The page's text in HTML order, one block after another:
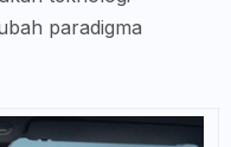
paradigma